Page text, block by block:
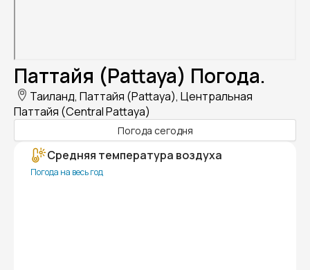
Паттайя (Pattaya) Погода.
Таиланд, Паттайя (Pattaya), Центральная
Паттайя (Central Pattaya)
Погода сегодня
Средняя температура воздуха
Погода на весь год